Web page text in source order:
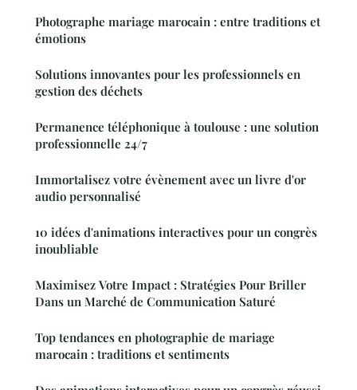
Photographe mariage marocain : entre traditions et
émotions
Solutions innovantes pour les professionnels en
gestion des déchets
Permanence téléphonique à toulouse : une solution
professionnelle 24/7
Immortalisez votre évènement avec un livre d'or
audio personnalisé
10 idées d'animations interactives pour un congrès
inoubliable
Maximisez Votre Impact : Stratégies Pour Briller
Dans un Marché de Communication Saturé
Top tendances en photographie de mariage
marocain : traditions et sentiments